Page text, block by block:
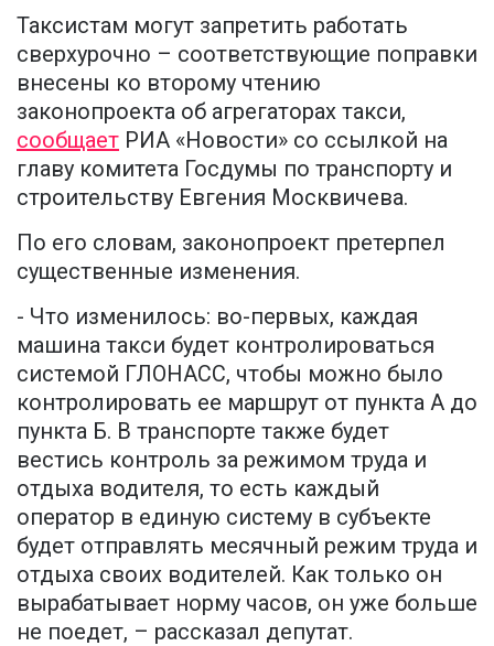
Таксистам могут запретить работать
сверхурочно – соответствующие поправки
внесены ко второму чтению
законопроекта об агрегаторах такси,
сообщает РИА «Новости» со ссылкой на
главу комитета Госдумы по транспорту и
строительству Евгения Москвичева.
По его словам, законопроект претерпел
существенные изменения.
- Что изменилось: во-первых, каждая
машина такси будет контролироваться
системой ГЛОНАСС, чтобы можно было
контролировать ее маршрут от пункта А до
пункта Б. В транспорте также будет
вестись контроль за режимом труда и
отдыха водителя, то есть каждый
оператор в единую систему в субъекте
будет отправлять месячный режим труда и
отдыха своих водителей. Как только он
вырабатывает норму часов, он уже больше
не поедет, – рассказал депутат.